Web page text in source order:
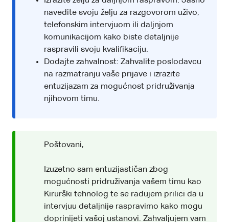
navedite svoju želju za razgovorom uživo,
telefonskim intervjuom ili daljnjom
komunikacijom kako biste detaljnije
raspravili svoju kvalifikaciju.
Dodajte zahvalnost: Zahvalite poslodavcu
na razmatranju vaše prijave i izrazite
entuzijazam za mogućnost pridruživanja
njihovom timu.
Poštovani,
Izuzetno sam entuzijastičan zbog
mogućnosti pridruživanja vašem timu kao
Kirurški tehnolog te se radujem prilici da u
intervjuu detaljnije raspravimo kako mogu
doprinijeti vašoj ustanovi. Zahvaljujem vam